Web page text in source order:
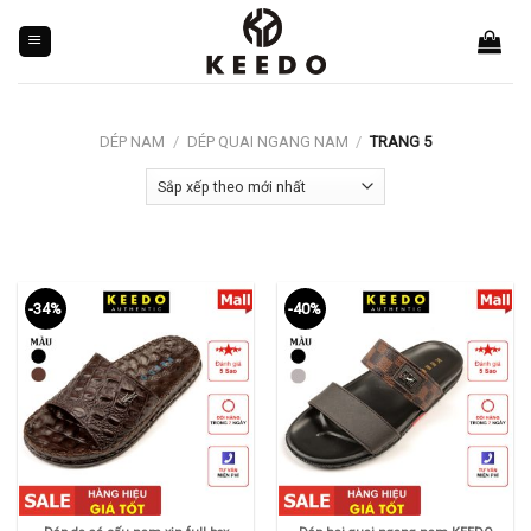
content
DÉP NAM / DÉP QUAI NGANG NAM / TRANG 5
-34% -40%